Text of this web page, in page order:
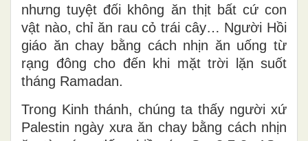
nhưng tuyệt đối không ăn thịt bất cứ con
vật nào, chỉ ăn rau cỏ trái cây… Người Hồi
giáo ăn chay bằng cách nhịn ăn uống từ
rạng đông cho đến khi mặt trời lặn suốt
tháng Ramadan.
Trong Kinh thánh, chúng ta thấy người xứ
Palestin ngày xưa ăn chay bằng cách nhịn